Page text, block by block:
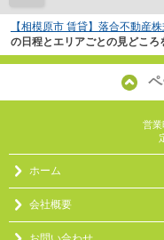
【相模原市 賃貸】落合不動産
の日程とエリアごとの見どころ
営業
ホーム
会社概要